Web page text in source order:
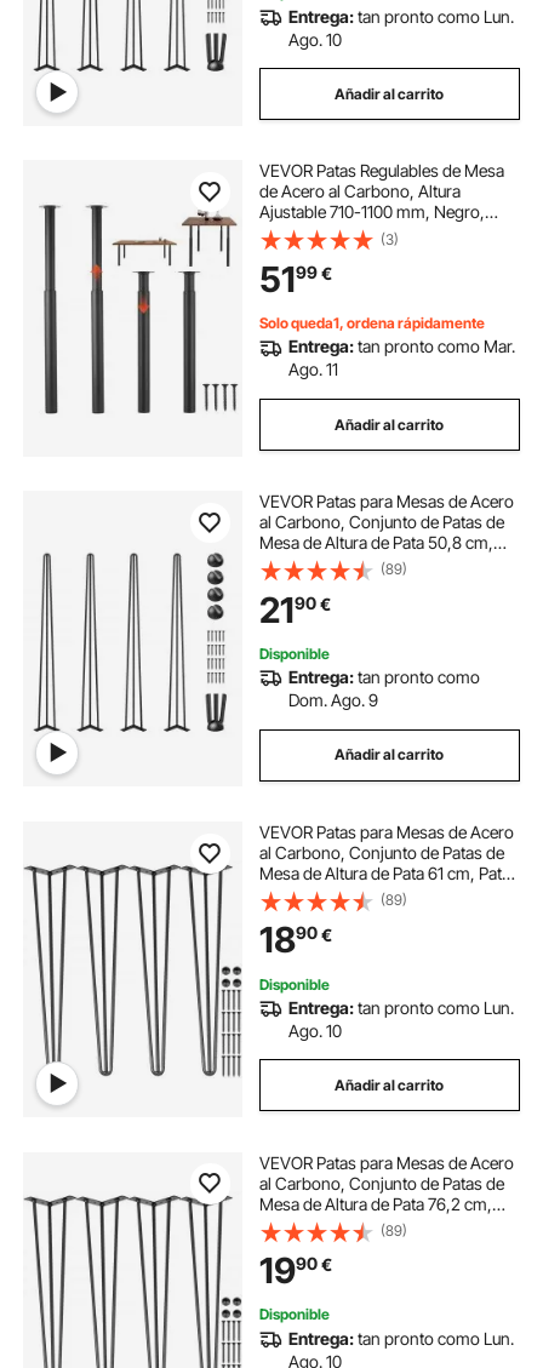
Entrega:tan pronto como Lun.
Ago. 10
Añadir al carrito
VEVOR Patas Regulables de Mesa
de Acero al Carbono, Altura
Ajustable 710-1100 mm, Negro,
Capacidad Máxima 544 kg, Juego
de 4 Patas con Kit de Herrajes para
Escritorio, Mesa de Bar, Banco de
Trabajo
(3)
5199€
Solo queda1, ordena rápidamente
Entrega:tan pronto como Mar.
Ago. 11
Añadir al carrito
VEVOR Patas para Mesas de Acero
al Carbono, Conjunto de Patas de
Mesa de Altura de Pata 50,8 cm,
Patas para Muebles con 4 Pies de
Goma, Patas Mesa con Capacidad
de Carga 100 kg para Mesas
Auxiliares
(89)
2190€
Disponible
Entrega:tan pronto como
Dom. Ago. 9
Añadir al carrito
VEVOR Patas para Mesas de Acero
al Carbono, Conjunto de Patas de
Mesa de Altura de Pata 61 cm, Patas
para Muebles con 4 Pies de Goma,
Patas de Mesa con Capacidad de
Carga 100 kg para Mesas Auxiliares
(89)
1890€
Disponible
Entrega:tan pronto como Lun.
Ago. 10
Añadir al carrito
VEVOR Patas para Mesas de Acero
al Carbono, Conjunto de Patas de
Mesa de Altura de Pata 76,2 cm,
Patas para Muebles con 4 Pies de
Goma, Patas Mesa con Capacidad
de Carga 100 kg para Mesas
Auxiliares
(89)
1990€
Disponible
Entrega:tan pronto como Lun.
Ago. 10